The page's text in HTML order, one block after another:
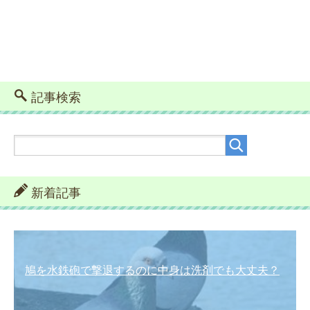
記事検索
新着記事
鳩を水鉄砲で撃退するのに中身は洗剤でも大丈夫？